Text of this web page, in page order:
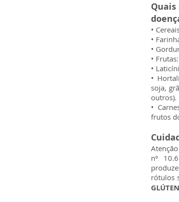
•
•
•
•
•
•
soja,
outros).
•
frutos
nº
rótulos